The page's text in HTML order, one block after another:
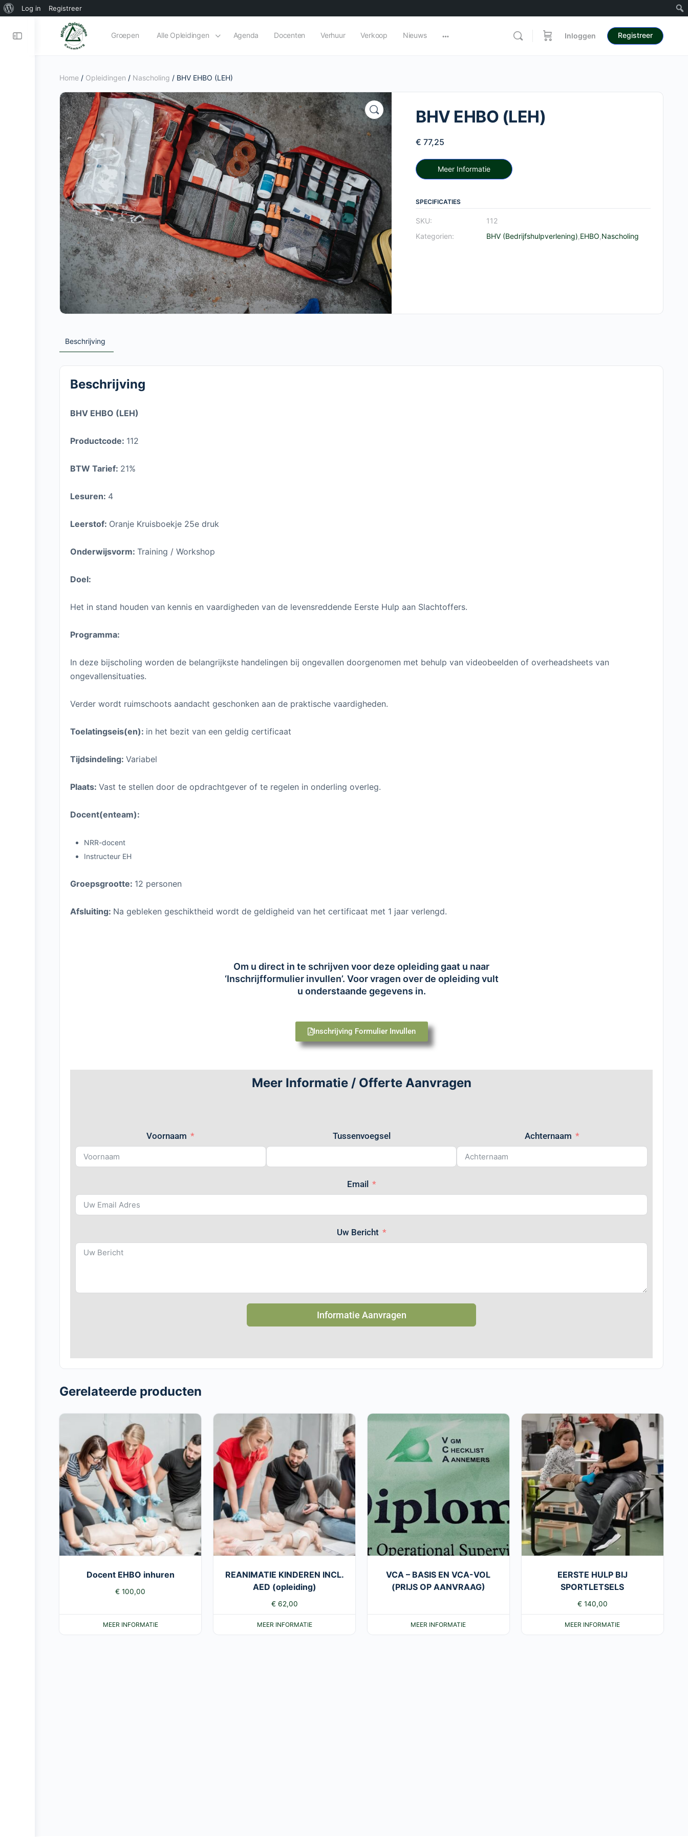
Log in Registreer
Groepen Alle Opleidingen Agenda Docenten Verhuur Verkoop Nieuws Inloggen Registreer
Home / Opleidingen / Nascholing / BHV EHBO (LEH)
BHV EHBO (LEH)
€ 77,25
Meer Informatie
SPECIFICATIES
SKU:
112
Kategorien:
BHV (Bedrijfshulpverlening),EHBO,Nascholing
Beschrijving
Beschrijving
BHV EHBO (LEH)
Productcode: 112
BTW Tarief: 21%
Lesuren: 4
Leerstof: Oranje Kruisboekje 25e druk
Onderwijsvorm: Training / Workshop
Doel:
Het in stand houden van kennis en vaardigheden van de levensreddende Eerste Hulp aan Slachtoffers.
Programma:
In deze bijscholing worden de belangrijkste handelingen bij ongevallen doorgenomen met behulp van videobeelden of overheadsheets van
ongevallensituaties.
Verder wordt ruimschoots aandacht geschonken aan de praktische vaardigheden.
Toelatingseis(en): in het bezit van een geldig certificaat
Tijdsindeling: Variabel
Plaats: Vast te stellen door de opdrachtgever of te regelen in onderling overleg.
Docent(enteam):
NRR-docent
Instructeur EH
Groepsgrootte: 12 personen
Afsluiting: Na gebleken geschiktheid wordt de geldigheid van het certificaat met 1 jaar verlengd.
Om u direct in te schrijven voor deze opleiding gaat u naar
‘Inschrijfformulier invullen’. Voor vragen over de opleiding vult
u onderstaande gegevens in.
Inschrijving Formulier Invullen
Meer Informatie / Offerte Aanvragen
Voornaam Tussenvoegsel Achternaam
Email
Uw Bericht
Informatie Aanvragen
Gerelateerde producten
Docent EHBO inhuren
€ 100,00
MEER INFORMATIE
REANIMATIE KINDEREN INCL.
AED (opleiding)
€ 62,00
MEER INFORMATIE
VCA – BASIS EN VCA-VOL
(PRIJS OP AANVRAAG)
MEER INFORMATIE
EERSTE HULP BIJ
SPORTLETSELS
€ 140,00
MEER INFORMATIE